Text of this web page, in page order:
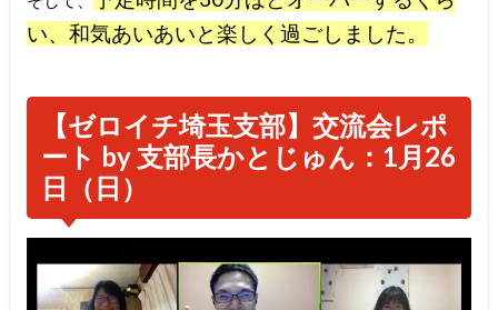
い、和気あいあいと楽しく過ごしました。
【ゼロイチ埼玉支部】交流会レポ
ート by 支部長かとじゅん：1月26
日（日）